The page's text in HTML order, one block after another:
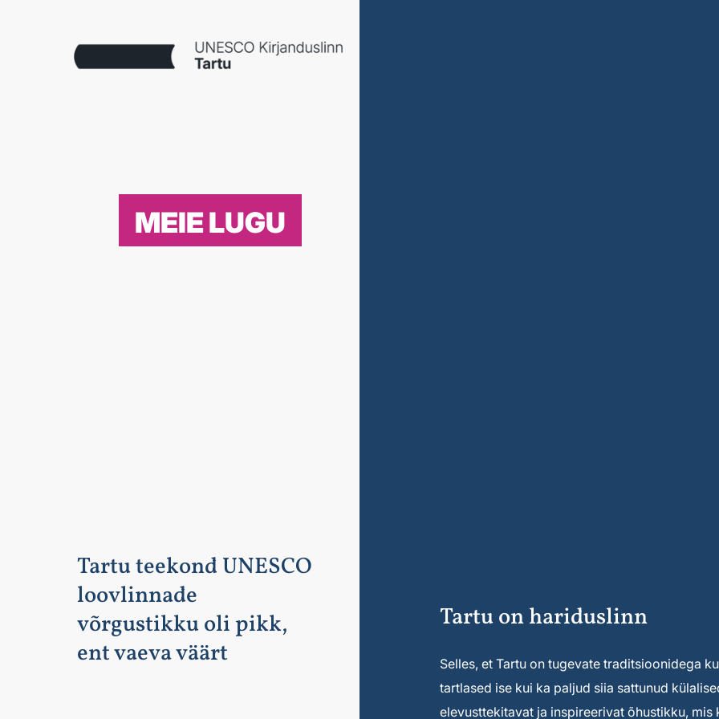
MEIE LUGU
Tartu teekond UNESCO
loovlinnade
võrgustikku oli pikk,
ent vaeva väärt
Tartu on hariduslinn
Selles, et Tartu on tugevate traditsioonidega
tartlased ise kui ka paljud siia sattunud
elevusttekitavat ja inspireerivat õhustikku,